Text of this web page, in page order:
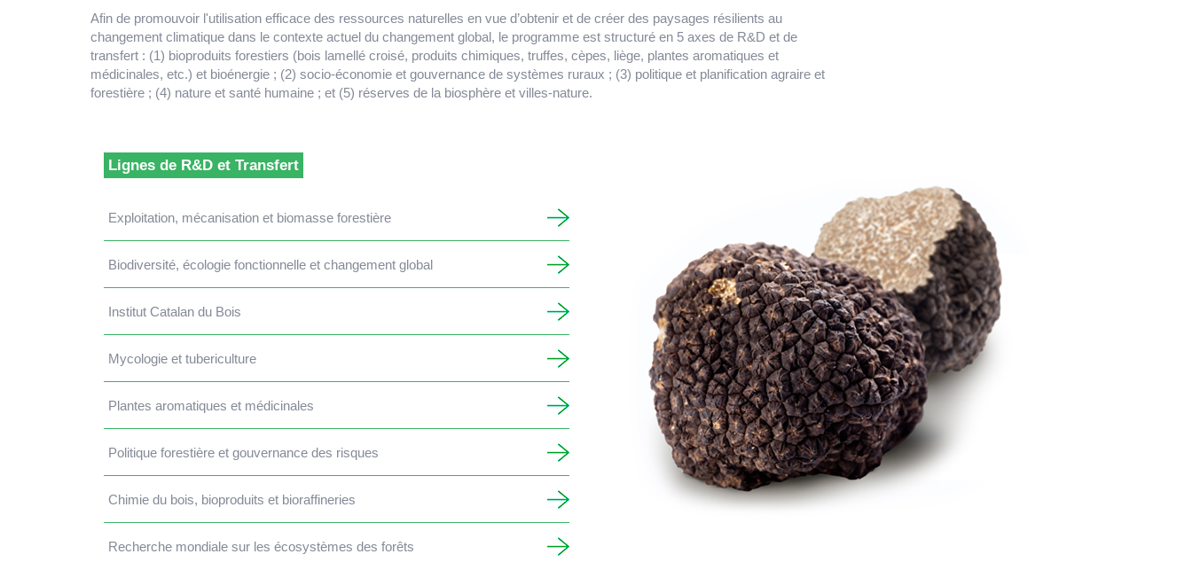
Afin de promouvoir l'utilisation efficace des ressources naturelles en vue d’obtenir et de créer des paysages résilients au
changement climatique dans le contexte actuel du changement global, le programme est structuré en 5 axes de R&D et de
transfert : (1) bioproduits forestiers (bois lamellé croisé, produits chimiques, truffes, cèpes, liège, plantes aromatiques et
médicinales, etc.) et bioénergie ; (2) socio-économie et gouvernance de systèmes ruraux ; (3) politique et planification agraire et
forestière ; (4) nature et santé humaine ; et (5) réserves de la biosphère et villes-nature.
Lignes de R&D et Transfert
Exploitation, mécanisation et biomasse forestière
Biodiversité, écologie fonctionnelle et changement global
Institut Catalan du Bois
Mycologie et tubericulture
Plantes aromatiques et médicinales
Politique forestière et gouvernance des risques
Chimie du bois, bioproduits et bioraffineries
Recherche mondiale sur les écosystèmes des forêts